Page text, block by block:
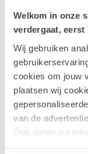
Welkom in onze
verdergaat,
Wij gebruiken
cookies om jouw
plaatsen wij
van de
Ook delen we
Belangrijk: eens
opnieuw worden
Een
Om deze unieke
doos speciaal
Frozettes te
Het strakke